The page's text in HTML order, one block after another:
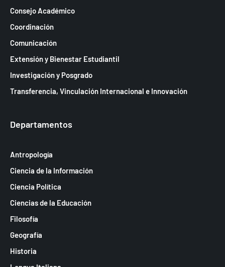
Consejo Académico
Coordinación
Comunicación
Extensión y Bienestar Estudiantil
Investigación y Posgrado
Transferencia, Vinculación Internacional e Innovación
Departamentos
Antropología
Ciencia de la Información
Ciencia Política
Ciencias de la Educación
Filosofía
Geografía
Historia